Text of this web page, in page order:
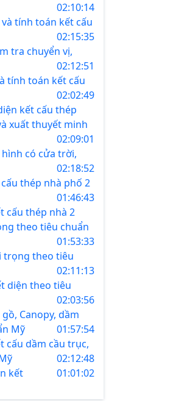
02:10:14
tính toán kết cấu
02:15:35
tra chuyển vị,
02:12:51
tính toán kết cấu
02:02:49
kết cấu thép
xuất thuyết minh
02:09:01
có cửa trời,
02:18:52
thép nhà phố 2
01:46:43
cấu thép nhà 2
theo tiêu chuẩn
01:53:33
trọng theo tiêu
02:11:13
diện theo tiêu
02:03:56
Canopy, dầm
Mỹ
01:57:54
cấu dầm cầu trục,
02:12:48
kết
01:01:02